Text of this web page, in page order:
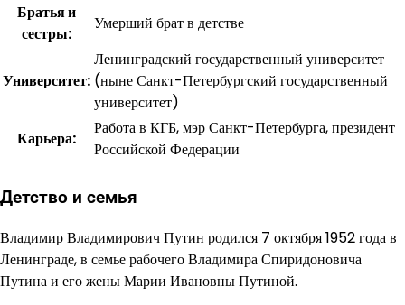
Братья и
сестры:
Умерший брат в детстве
Университет:
Ленинградский государственный университет
(ныне Санкт-Петербургский государственный
университет)
Карьера:
Работа в КГБ, мэр Санкт-Петербурга, президент
Российской Федерации
Детство и семья
Владимир Владимирович Путин родился 7 октября 1952 года в
Ленинграде, в семье рабочего Владимира Спиридоновича
Путина и его жены Марии Ивановны Путиной.